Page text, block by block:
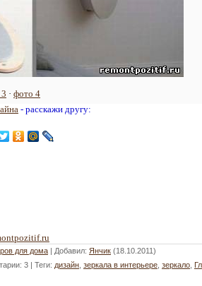
· фото 4
- расскажи другу:
для дома | Добавил: Янчик (18.10.2011)
: 3 | Теги: дизайн зеркала в интерьере зеркало